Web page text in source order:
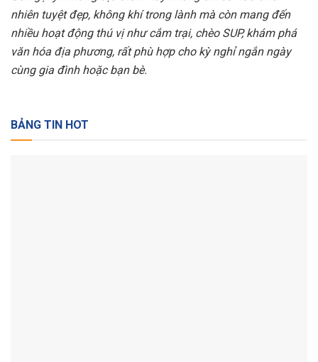
nhiên tuyệt đẹp, không khí trong lành mà còn mang đến
nhiều hoạt động thú vị như cắm trại, chèo SUP, khám phá
văn hóa địa phương, rất phù hợp cho kỳ nghỉ ngắn ngày
cùng gia đình hoặc bạn bè.
BẢNG TIN HOT